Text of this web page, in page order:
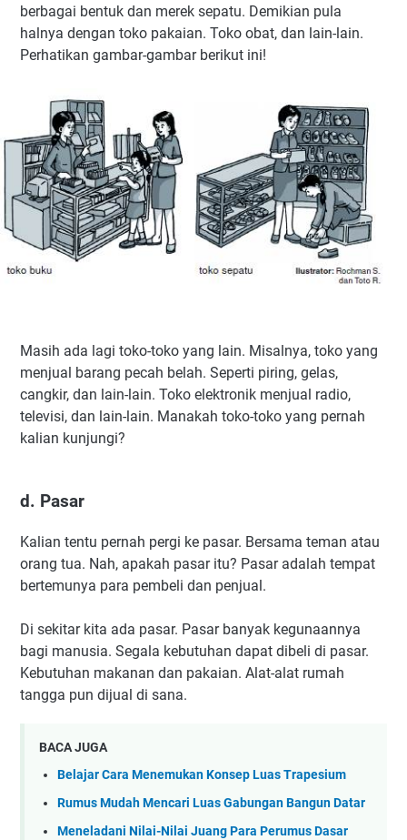
berbagai bentuk dan merek sepatu. Demikian pula
halnya dengan toko pakaian. Toko obat, dan lain-lain.
Perhatikan gambar-gambar berikut ini!
Masih ada lagi toko-toko yang lain. Misalnya, toko yang
menjual barang pecah belah. Seperti piring, gelas,
cangkir, dan lain-lain. Toko elektronik menjual radio,
televisi, dan lain-lain. Manakah toko-toko yang pernah
kalian kunjungi?
d. Pasar
Kalian tentu pernah pergi ke pasar. Bersama teman atau
orang tua. Nah, apakah pasar itu? Pasar adalah tempat
bertemunya para pembeli dan penjual.
Di sekitar kita ada pasar. Pasar banyak kegunaannya
bagi manusia. Segala kebutuhan dapat dibeli di pasar.
Kebutuhan makanan dan pakaian. Alat-alat rumah
tangga pun dijual di sana.
BACA JUGA
Belajar Cara Menemukan Konsep Luas Trapesium
Rumus Mudah Mencari Luas Gabungan Bangun Datar
Meneladani Nilai-Nilai Juang Para Perumus Dasar